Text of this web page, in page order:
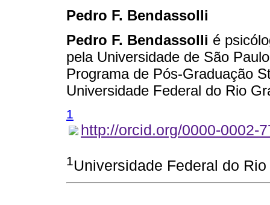
Pedro F. Bendassolli
Pedro F. Bendassolli é
pela Universidade de São
Programa de Pós-Graduação
Universidade Federal do Rio
1
http://orcid.org/0000-0002-
1Universidade Federal do